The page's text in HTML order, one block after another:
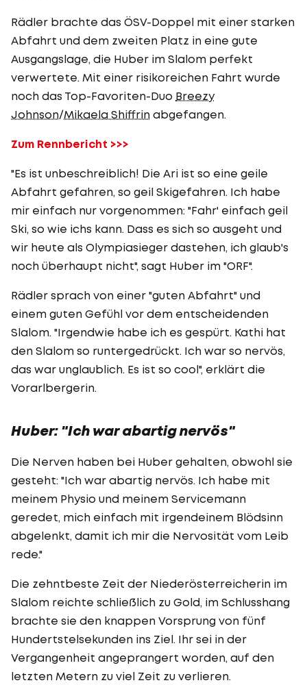
Rädler brachte das ÖSV-Doppel mit einer starken
Abfahrt und dem zweiten Platz in eine gute
Ausgangslage, die Huber im Slalom perfekt
verwertete. Mit einer risikoreichen Fahrt wurde
noch das Top-Favoriten-Duo Breezy
Johnson/Mikaela Shiffrin abgefangen.
Zum Rennbericht >>>
"Es ist unbeschreiblich! Die Ari ist so eine geile
Abfahrt gefahren, so geil Skigefahren. Ich habe
mir einfach nur vorgenommen: "Fahr' einfach geil
Ski, so wie ichs kann. Dass es sich so ausgeht und
wir heute als Olympiasieger dastehen, ich glaub's
noch überhaupt nicht", sagt Huber im "ORF".
Rädler sprach von einer "guten Abfahrt" und
einem guten Gefühl vor dem entscheidenden
Slalom. "Irgendwie habe ich es gespürt. Kathi hat
den Slalom so runtergedrückt. Ich war so nervös,
das war unglaublich. Es ist so cool", erklärt die
Vorarlbergerin.
Huber: "Ich war abartig nervös"
Die Nerven haben bei Huber gehalten, obwohl sie
gesteht: "Ich war abartig nervös. Ich habe mit
meinem Physio und meinem Servicemann
geredet, mich einfach mit irgendeinem Blödsinn
abgelenkt, damit ich mir die Nervosität vom Leib
rede."
Die zehntbeste Zeit der Niederösterreicherin im
Slalom reichte schließlich zu Gold, im Schlusshang
brachte sie den knappen Vorsprung von fünf
Hundertstelsekunden ins Ziel. Ihr sei in der
Vergangenheit angeprangert worden, auf den
letzten Metern zu viel Zeit zu verlieren.